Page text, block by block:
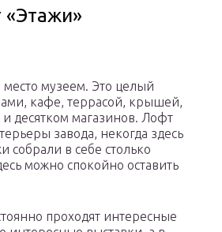
место музеем. Это целый
кафе, террасой, крышей,
и десятком магазинов. Лофт
завода, некогда здесь
собрали в себе столько
можно спокойно оставить
проходят интересные